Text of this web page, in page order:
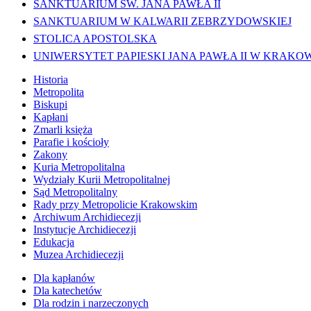
SANKTUARIUM ŚW. JANA PAWŁA II
SANKTUARIUM W KALWARII ZEBRZYDOWSKIEJ
STOLICA APOSTOLSKA
UNIWERSYTET PAPIESKI JANA PAWŁA II W
Historia
Metropolita
Biskupi
Kapłani
Zmarli księża
Parafie i kościoły
Zakony
Kuria Metropolitalna
Wydziały Kurii Metropolitalnej
Sąd Metropolitalny
Rady przy Metropolicie Krakowskim
Archiwum Archidiecezji
Instytucje Archidiecezji
Edukacja
Muzea Archidiecezji
Dla kapłanów
Dla katechetów
Dla rodzin i narzeczonych